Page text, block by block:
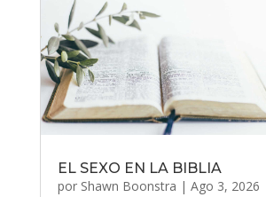
EL SEXO EN LA BIBLIA
por Shawn Boonstra | Ago 3, 2026